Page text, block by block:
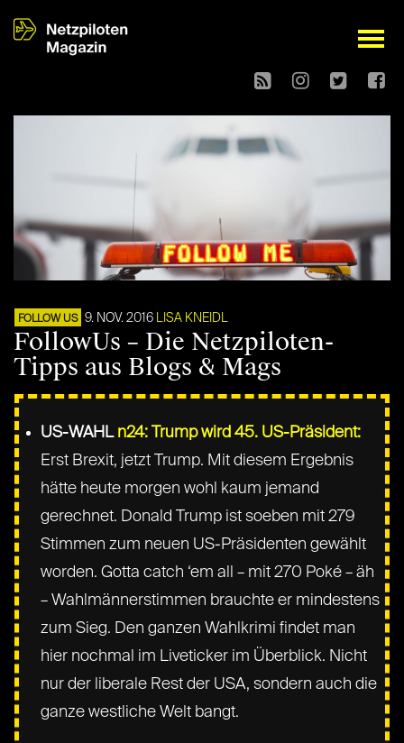
open
FOLLOW US 9. NOV. 2016 LISA KNEIDL
FollowUs – Die Netzpiloten-
Tipps aus Blogs & Mags
US-WAHL n24: Trump wird 45. US-Präsident:
Erst Brexit, jetzt Trump. Mit diesem Ergebnis
hätte heute morgen wohl kaum jemand
gerechnet. Donald Trump ist soeben mit 279
Stimmen zum neuen US-Präsidenten gewählt
worden. Gotta catch ‘em all – mit 270 Poké – äh
– Wahlmännerstimmen brauchte er mindestens
zum Sieg. Den ganzen Wahlkrimi findet man
hier nochmal im Liveticker im Überblick. Nicht
nur der liberale Rest der USA, sondern auch die
ganze westliche Welt bangt.